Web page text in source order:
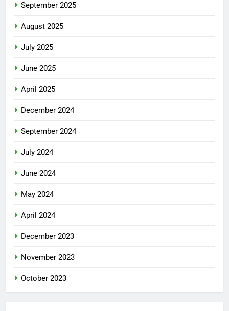
September 2025
August 2025
July 2025
June 2025
April 2025
December 2024
September 2024
July 2024
June 2024
May 2024
April 2024
December 2023
November 2023
October 2023